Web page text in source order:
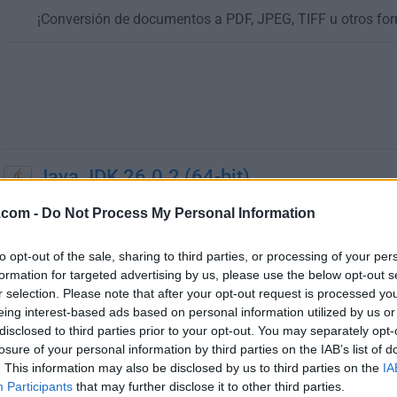
- Do Not Process My Personal Information
opt-out of the sale, sharing to third parties, or processing of your
for targeted advertising by us, please use the below opt-out
selection. Please note that after your opt-out request is processed
interest-based ads based on personal information utilized by us
to third parties prior to your opt-out. You may separately
of your personal information by third parties on the IAB’s list of
This information may also be disclosed by us to third parties on the
Participants that may further disclose it to other third parties.
¡Conversión de documentos a PDF, JPEG, TIFF u otros
Java JDK 26.0.2 (64-bit)
La herramienta básica que necesitas para crear apps en
Java JDK 8 Update 501 (32-bit)
27 de julio de 2026 - 153.46 MB -Gratis
La herramienta básica que necesitas para crear apps en
JustDecompile 2024.2.513.0
10 de marzo de 2026 - 4.33 MB -Gratis